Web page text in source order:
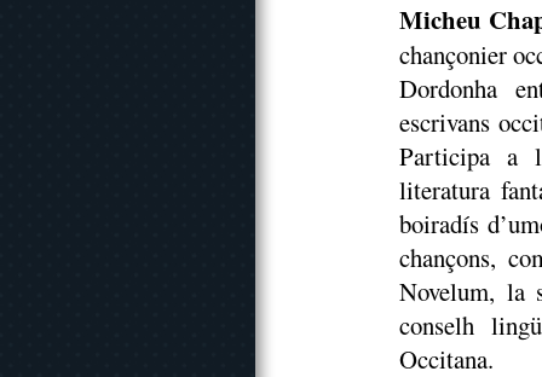
Micheu
chançonier
Dordonha
escrivans
Participa a
literatura
boiradís
chançons,
Novelum, la
conselh
Occitana.